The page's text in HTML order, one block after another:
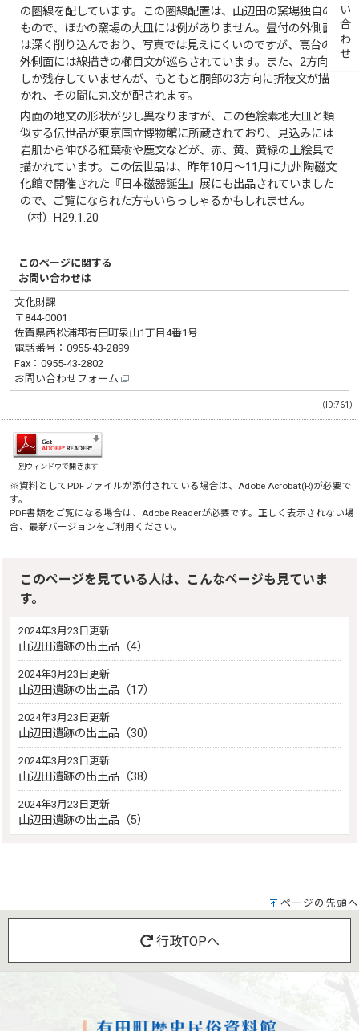
お問い合わせ
の圏線を配しています。この圏線配置は、山辺田の窯場独自の
もので、ほかの窯場の大皿には例がありません。畳付の外側面
は深く削り込んでおり、写真では見えにくいのですが、高台の
外側面には線描きの櫛目文が巡らされています。また、2方向
しか残存していませんが、もともと胴部の3方向に折枝文が描
かれ、その間に丸文が配されます。
内面の地文の形状が少し異なりますが、この色絵素地大皿と類
似する伝世品が東京国立博物館に所蔵されており、見込みには
岩肌から伸びる紅葉樹や鹿文などが、赤、黄、黄緑の上絵具で
描かれています。この伝世品は、昨年10月～11月に九州陶磁文
化館で開催された『日本磁器誕生』展にも出品されていました
ので、ご覧になられた方もいらっしゃるかもしれません。
（村）H29.1.20
このページに関する
お問い合わせは
文化財課
〒844-0001
佐賀県西松浦郡有田町泉山1丁目4番1号
電話番号：0955-43-2899
Fax：0955-43-2802
お問い合わせフォーム
（ID:761）
別ウィンドウで開きます
※資料としてPDFファイルが添付されている場合は、Adobe Acrobat(R)が必要で
す。
PDF書類をご覧になる場合は、Adobe Readerが必要です。正しく表示されない場
合、最新バージョンをご利用ください。
このページを見ている人は、こんなページも見ていま
す。
2024年3月23日更新
山辺田遺跡の出土品（4）
2024年3月23日更新
山辺田遺跡の出土品（17）
2024年3月23日更新
山辺田遺跡の出土品（30）
2024年3月23日更新
山辺田遺跡の出土品（38）
2024年3月23日更新
山辺田遺跡の出土品（5）
ページの先頭へ
行政TOPへ